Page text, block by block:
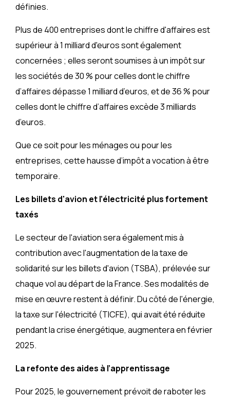
définies.
Plus de 400 entreprises dont le chiffre d'affaires est
supérieur à 1 milliard d'euros sont également
concernées ; elles seront soumises à un impôt sur
les sociétés de 30 % pour celles dont le chiffre
d’affaires dépasse 1 milliard d’euros, et de 36 % pour
celles dont le chiffre d’affaires excède 3 milliards
d’euros.
Que ce soit pour les ménages ou pour les
entreprises, cette hausse d’impôt a vocation à être
temporaire.
Les billets d'avion et l’électricité plus fortement
taxés
Le secteur de l'aviation sera également mis à
contribution avec l'augmentation de la taxe de
solidarité sur les billets d'avion (TSBA), prélevée sur
chaque vol au départ de la France. Ses modalités de
mise en œuvre restent à définir. Du côté de l'énergie,
la taxe sur l'électricité (TICFE), qui avait été réduite
pendant la crise énergétique, augmentera en février
2025.
La refonte des aides à l’apprentissage
Pour 2025, le gouvernement prévoit de raboter les